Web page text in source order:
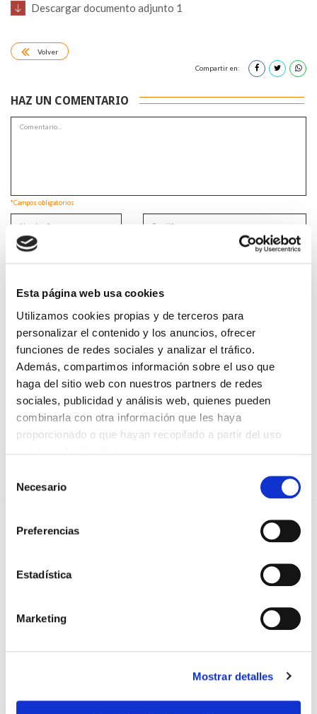
Esta página web usa cookies
Utilizamos cookies propias y de terceros para
personalizar el contenido y los anuncios, ofrecer
funciones de redes sociales y analizar el tráfico.
Además, compartimos información sobre el uso que
haga del sitio web con nuestros partners de redes
sociales, publicidad y análisis web, quienes pueden
combinarla con otra información que les haya
proporcionado o que hayan recopilado a partir del uso
Necesario
Preferencias
Estadística
Marketing
Mostrar detalles
Descargar documento adjunto 1
Volver
Compartir en:
HAZ UN COMENTARIO
*Campos obligatorios
He leido y acepto la
DESTACADAS
SANIDAD CREA UN DIPLOMA OFICIAL PARA RECONOCER LA
LABOR DE LOS TUTORES DE RESIDENTES
06/08/2026
LA ALIANZA MÉDICA POR LA SALUD PLANETARIA SE ADHIERE
AL PACTO DE ESTADO FRENTE A LA EMERGENCIA CLIMÁTICA
31/07/2026
CARTA DEL PRESIDENTE DE MUTUAL MÉDICA SOBRE LA
REFORMA DE LAS MUTUALIDADES ALTERNATIVAS Y LA
PASARELA AL RETA
EL COLEGIO MÉDICO DE OURENSE CONVOCA EL I CERTAMEN
DE CASOS CLÍNICOS PARA MÉDICOS INTERNOS RESIDENTES
TRÁFICO SUPRIME LAS EXENCIONES MÉDICAS PARA EL USO
13/07/2026
EL AUMENTO DE PRIMAS A MUFACE NO MEJORA LAS